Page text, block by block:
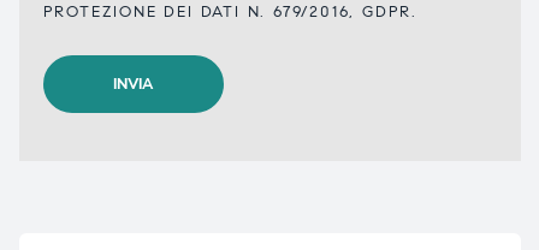
PROTEZIONE DEI DATI N. 679/2016, GDPR.